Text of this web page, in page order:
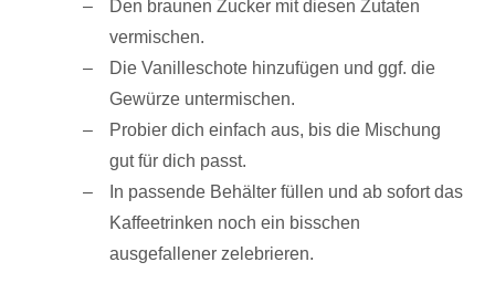
Den braunen Zucker mit diesen Zutaten
vermischen.
Die Vanilleschote hinzufügen und ggf. die
Gewürze untermischen.
Probier dich einfach aus, bis die Mischung
gut für dich passt.
In passende Behälter füllen und ab sofort das
Kaffeetrinken noch ein bisschen
ausgefallener zelebrieren.